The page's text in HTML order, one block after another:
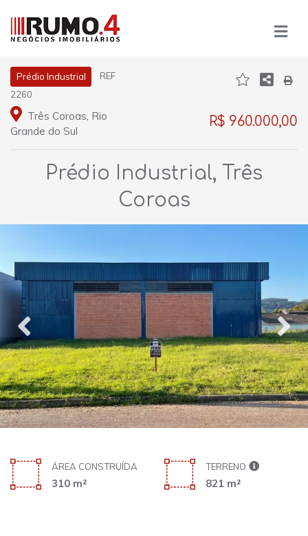
Prédio Industrial
REF
2260
Três Coroas, Rio
Grande do Sul
R$ 960.000,00
Prédio Industrial, Três
Coroas
ÁREA CONSTRUÍDA
310 m²
TERRENO
821 m²